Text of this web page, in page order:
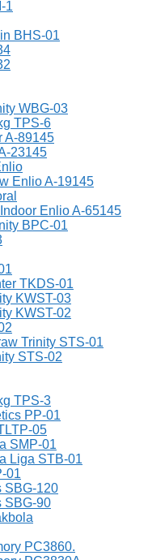
1
BHS-01
WBG-03
TPS-6
A-89145
23145
Enlio A-19145
Enlio A-65145
BPC-01
TKDS-01
KWST-03
KWST-02
Trinity STS-01
STS-02
TPS-3
PP-01
05
SMP-01
Liga STB-01
01
SBG-120
SBG-90
PC3860.